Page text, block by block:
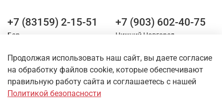
+7 (83159) 2-15-51
Бор
+7 (903) 602-40-75
Нижний Новгород
Оставайтесь на связи
Продолжая использовать наш сайт, вы даете согласие
на обработку файлов cookie, которые обеспечивают
правильную работу сайта и соглашаетесь с нашей
Политикой безопасности